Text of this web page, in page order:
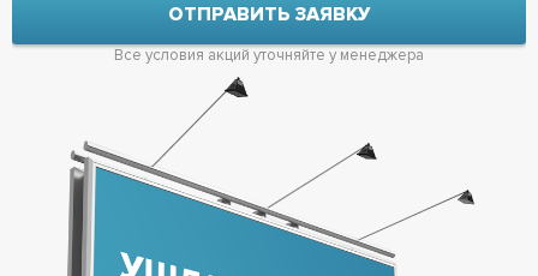
ОТПРАВИТЬ ЗАЯВКУ
Все условия акций уточняйте у менеджера
ДО 500 ЗАПРОСОВ
В ПОДАРОК!
Больше целевых посетителей и клиентов за счет контентного
развития вашего сайта.